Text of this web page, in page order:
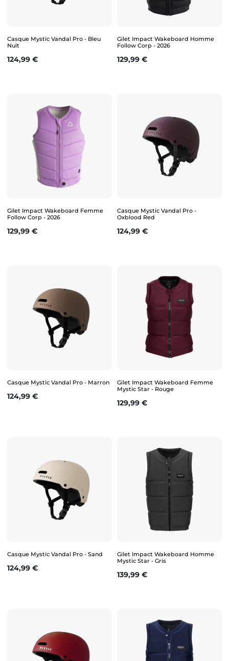
Casque Mystic Vandal Pro - Bleu
Nuit
Prix
124,99 €
Gilet Impact Wakeboard Homme
Follow Corp - 2026
Prix
129,99 €
Gilet Impact Wakeboard Femme
Follow Corp - 2026
Prix
129,99 €
Casque Mystic Vandal Pro -
Oxblood Red
Prix
124,99 €
Casque Mystic Vandal Pro - Marron
Prix
124,99 €
Gilet Impact Wakeboard Femme
Mystic Star - Rouge
Prix
129,99 €
Casque Mystic Vandal Pro - Sand
Prix
124,99 €
Gilet Impact Wakeboard Homme
Mystic Star - Gris
Prix
139,99 €